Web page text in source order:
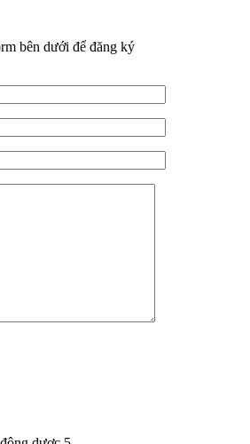
bên dưới để đăng ký